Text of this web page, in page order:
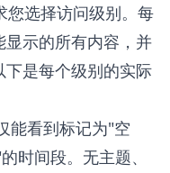
选择访问级别。每
示的所有内容，并
是每个级别的实际
能看到标记为"空
时间段。无主题、